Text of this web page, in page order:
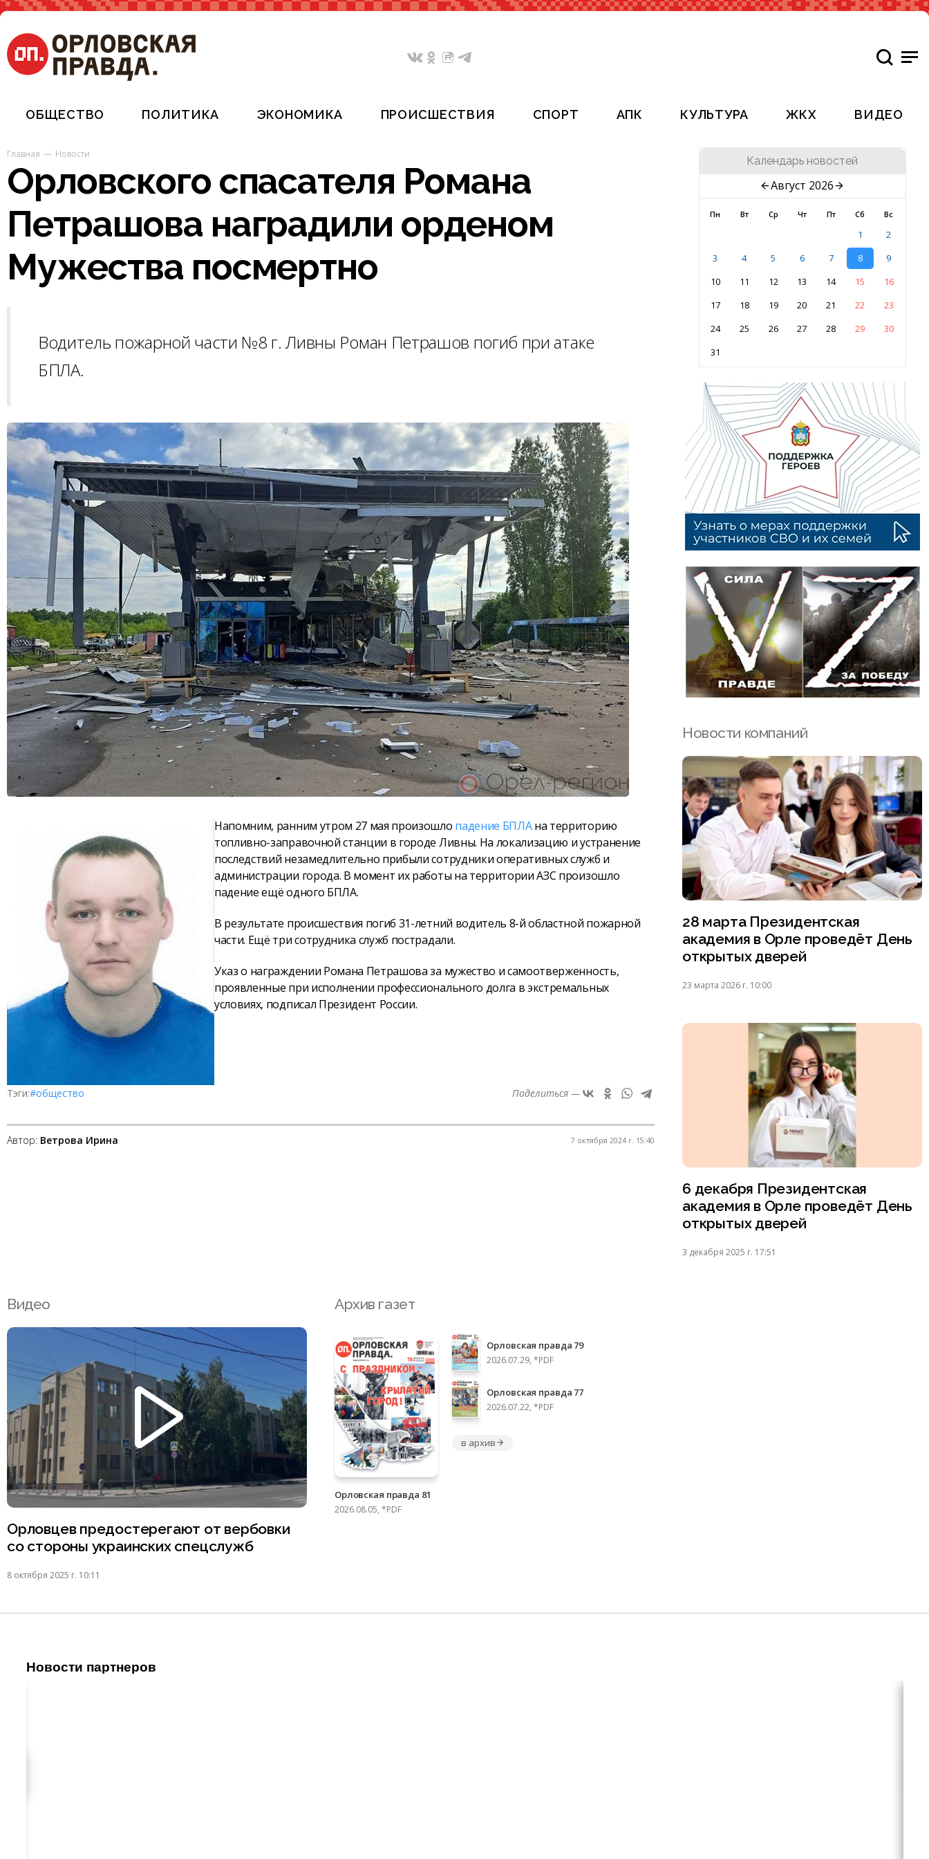
ОБЩЕСТВО ПОЛИТИКА ЭКОНОМИКА ПРОИСШЕСТВИЯ СПОРТ АПК КУЛЬТУРА ЖКХ ВИДЕО
Главная Новости
Орловского спасателя Романа
Петрашова наградили орденом
Мужества посмертно
Водитель пожарной части №8 г. Ливны Роман Петрашов погиб при атаке
БПЛА.
Напомним, ранним утром 27 мая произошло падение БПЛАна территорию
топливно-заправочной станции в городе Ливны. На локализацию и устранение
последствий незамедлительно прибыли сотрудники оперативных служб и
администрации города. В момент их работы на территории АЗС произошло
падение ещё одного БПЛА.
В результате происшествия погиб 31-летний водитель 8-й областной пожарной
части. Ещё три сотрудника служб пострадали.
Указ о награждении Романа Петрашова за мужество и самоотверженность,
проявленные при исполнении профессионального долга в экстремальных
условиях, подписал Президент России.
Тэги:#общество Поделиться —
Автор: Ветрова Ирина 7 октября 2024 г. 15:40
Календарь новостей
Август 2026
Пн Вт Ср Чт Пт Сб Вс
1
2
3
4 5 6 7 8
9
10
11 12 13 14 15
16
17
18 19 20 21 22
23
24
25 26 27 28 29
30
31
Новости компаний
28 марта Президентская
академия в Орле проведёт День
открытых дверей
23 марта 2026 г. 10:00
6 декабря Президентская
академия в Орле проведёт День
открытых дверей
3 декабря 2025 г. 17:51
Видео
Орловцев предостерегают от вербовки
со стороны украинских спецслужб
8 октября 2025 г. 10:11
Архив газет
Орловская правда 81
2026.08.05, *PDF
Орловская правда 79
2026.07.29, *PDF
Орловская правда 77
2026.07.22, *PDF
в архив
Новости партнеров